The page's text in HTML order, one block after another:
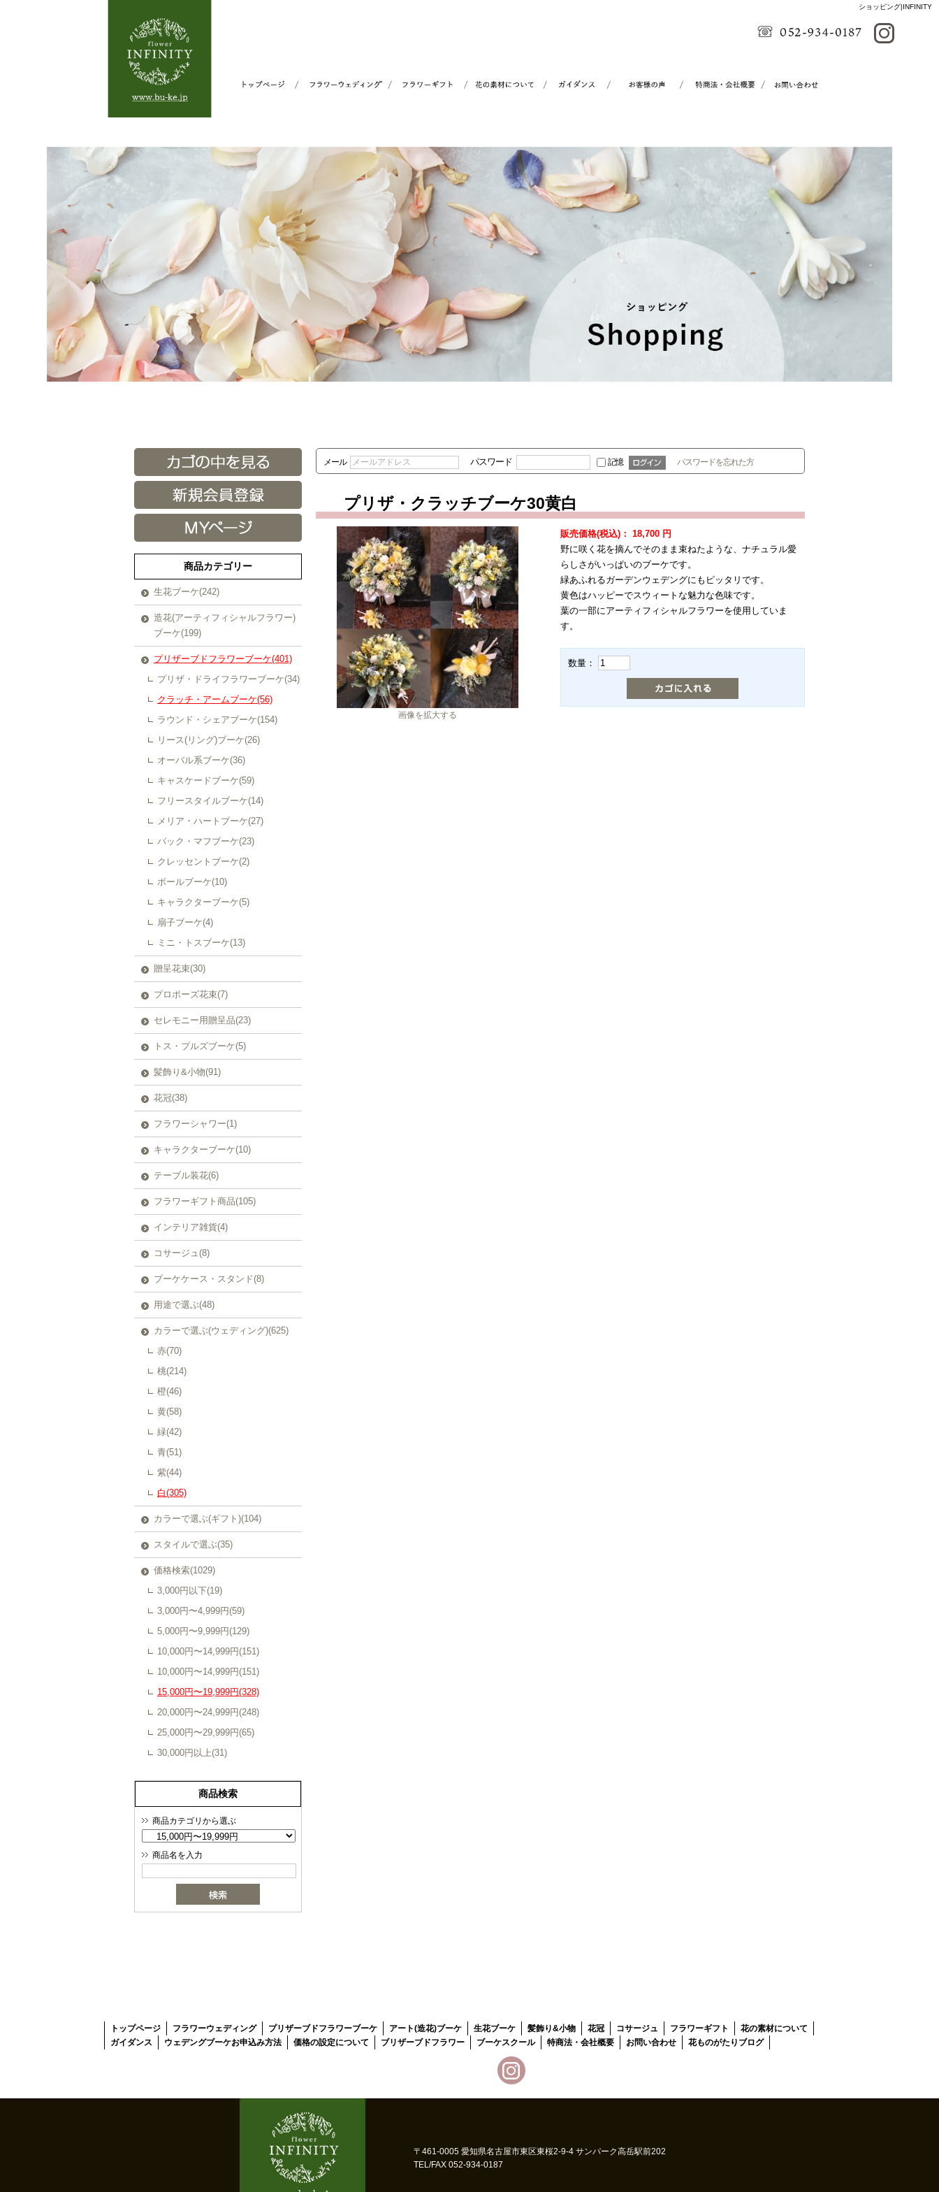
ショッピング|INFINITY
商品カテゴリー
生花ブーケ(242)
造花(アーティフィシャルフラワー)
ブーケ(199)
プリザーブドフラワーブーケ(401)
プリザ・ドライフラワーブーケ(34)
クラッチ・アームブーケ(56)
ラウンド・シェアブーケ(154)
リース(リング)ブーケ(26)
オーバル系ブーケ(36)
キャスケードブーケ(59)
フリースタイルブーケ(14)
メリア・ハートブーケ(27)
バック・マフブーケ(23)
クレッセントブーケ(2)
ボールブーケ(10)
キャラクターブーケ(5)
扇子ブーケ(4)
ミニ・トスブーケ(13)
贈呈花束(30)
プロポーズ花束(7)
セレモニー用贈呈品(23)
トス・プルズブーケ(5)
髪飾り&小物(91)
花冠(38)
フラワーシャワー(1)
キャラクターブーケ(10)
テーブル装花(6)
フラワーギフト商品(105)
インテリア雑貨(4)
コサージュ(8)
ブーケケース・スタンド(8)
用途で選ぶ(48)
カラーで選ぶ(ウェディング)(625)
赤(70)
桃(214)
橙(46)
黄(58)
緑(42)
青(51)
紫(44)
白(305)
カラーで選ぶ(ギフト)(104)
スタイルで選ぶ(35)
価格検索(1029)
3,000円以下(19)
3,000円〜4,999円(59)
5,000円〜9,999円(129)
10,000円〜14,999円(151)
10,000円〜14,999円(151)
15,000円〜19,999円(328)
20,000円〜24,999円(248)
25,000円〜29,999円(65)
30,000円以上(31)
商品検索
商品カテゴリから選ぶ
商品名を入力
メール パスワード 記憶 パスワードを忘れた方
プリザ・クラッチブーケ30黄白
画像を拡大する
販売価格(税込)： 18,700 円
野に咲く花を摘んでそのまま束ねたような、ナチュラル愛
らしさがいっぱいのブーケです。
緑あふれるガーデンウェデングにもピッタリです。
黄色はハッピーでスウィートな魅力な色味です。
葉の一部にアーティフィシャルフラワーを使用していま
す。
数量：
トップページ フラワーウェディング プリザーブドフラワーブーケ アート(造花)ブーケ 生花ブーケ 髪飾り&小物 花冠 コサージュ フラワーギフト
花の素材について
ガイダンス
ウェデングブーケお申込み方法 価格の設定について ブリザーブドフラワー ブーケスクール 特商法・会社概要 お問い合わせ 花ものがたりブログ
〒461-0005 愛知県名古屋市東区東桜2-9-4 サンパーク高岳駅前202
TEL/FAX 052-934-0187